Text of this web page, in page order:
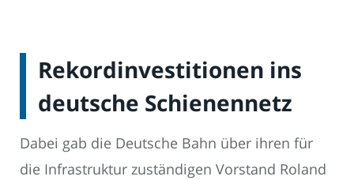
Rekordinvestitionen ins
deutsche Schienennetz
Dabei gab die Deutsche Bahn über ihren für
die Infrastruktur zuständigen Vorstand Roland